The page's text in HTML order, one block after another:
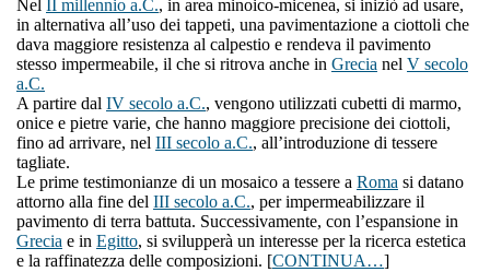
Nel II millennio a.C., in area minoico-micenea, si iniziò ad usare,
in alternativa all’uso dei tappeti, una pavimentazione a ciottoli che
dava maggiore resistenza al calpestio e rendeva il pavimento
stesso impermeabile, il che si ritrova anche in Grecia nel V secolo
a.C.
A partire dal IV secolo a.C., vengono utilizzati cubetti di marmo,
onice e pietre varie, che hanno maggiore precisione dei ciottoli,
fino ad arrivare, nel III secolo a.C., all’introduzione di tessere
tagliate.
Le prime testimonianze di un mosaico a tessere a Roma si datano
attorno alla fine del III secolo a.C., per impermeabilizzare il
pavimento di terra battuta. Successivamente, con l’espansione in
Grecia e in Egitto, si svilupperà un interesse per la ricerca estetica
e la raffinatezza delle composizioni. [CONTINUA…]